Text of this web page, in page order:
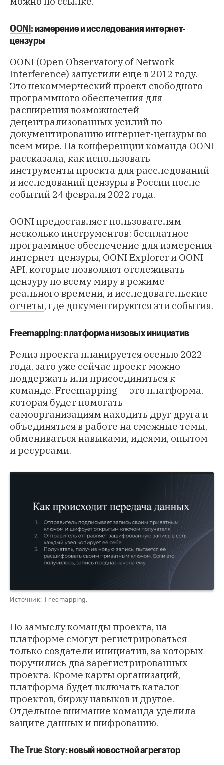
OONI: измерение и исследования интернет-
цензуры
OONI (Open Observatory of Network
Interference) запустили еще в 2012 году.
Это некоммерческий проект свободного
программного обеспечения для
расширения возможностей
децентрализованных усилий по
документированию интернет-цензуры во
всем мире. На конференции команда OONI
рассказала, как использовать
инструменты проекта для расследований
и исследований цензуры в России после
событий 24 февраля 2022 года.
OONI предоставляет пользователям
несколько инструментов: бесплатное
программное обеспечение для измерения
интернет-цензуры, OONI Explorerи OONI
API, которые позволяют отслеживать
цензуру по всему миру в режиме
реального времени, иисследовательские
отчеты, где документируются эти события.
Freemapping: платформа низовых инициатив
Релиз проекта планируется осенью 2022
года, зато уже сейчас проект можно
поддержать или присоединиться к
команде. Freemapping — это платформа,
которая будет помогать
самоорганизациям находить друг друга и
объединяться в работе на смежные темы,
обмениваться навыками, идеями, опытом
и ресурсами.
Источник: Freemapping.
По замыслу команды проекта, на
платформе смогут регистрироваться
только создатели инициатив, за которых
поручились два зарегистрированных
проекта. Кроме карты организаций,
платформа будет включать каталог
проектов, биржу навыков и другое.
Отдельное внимание команда уделила
защите данных и шифрованию.
The True Story: новый новостной агрегатор